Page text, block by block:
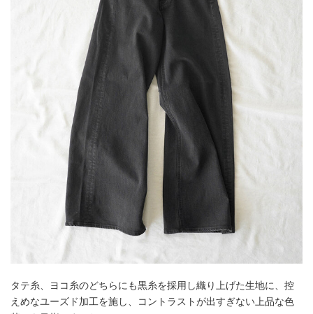
タテ糸、ヨコ糸のどちらにも黒糸を採用し織り上げた生地に、控
えめなユーズド加工を施し、コントラストが出すぎない上品な色